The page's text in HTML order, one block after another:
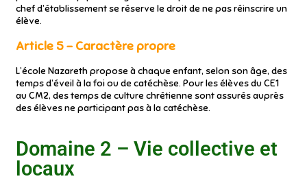
chef d’établissement se réserve le droit de ne pas réinscrire un
élève.
Article 5 – Caractère propre
L’école Nazareth propose à chaque enfant, selon son âge, des
temps d’éveil à la foi ou de catéchèse. Pour les élèves du CE1
au CM2, des temps de culture chrétienne sont assurés auprès
des élèves ne participant pas à la catéchèse.
Domaine 2 – Vie collective et
locaux